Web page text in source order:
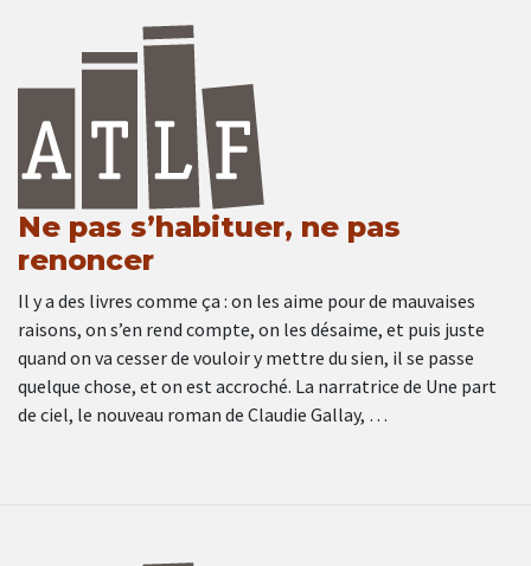
Ne pas s’habituer, ne pas
renoncer
Il y a des livres comme ça : on les aime pour de mauvaises
raisons, on s’en rend compte, on les désaime, et puis juste
quand on va cesser de vouloir y mettre du sien, il se passe
quelque chose, et on est accroché. La narratrice de Une part
de ciel, le nouveau roman de Claudie Gallay, …